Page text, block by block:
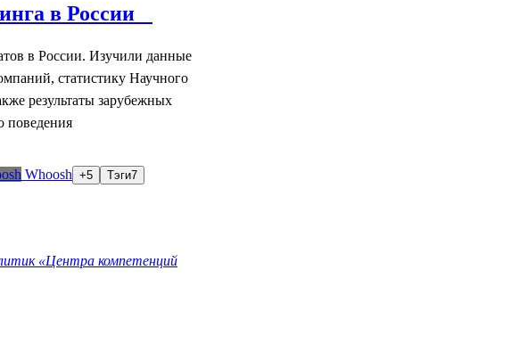
в России
в России. Изучили данные
статистику Научного
результаты зарубежных
поведения
Whoosh +5 Тэги7
«Центра компетенций